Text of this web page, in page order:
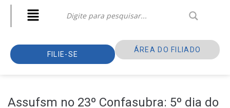
FILIE-SE
ÁREA DO FILIADO
Assufsm no 23º Confasubra: 5º dia do